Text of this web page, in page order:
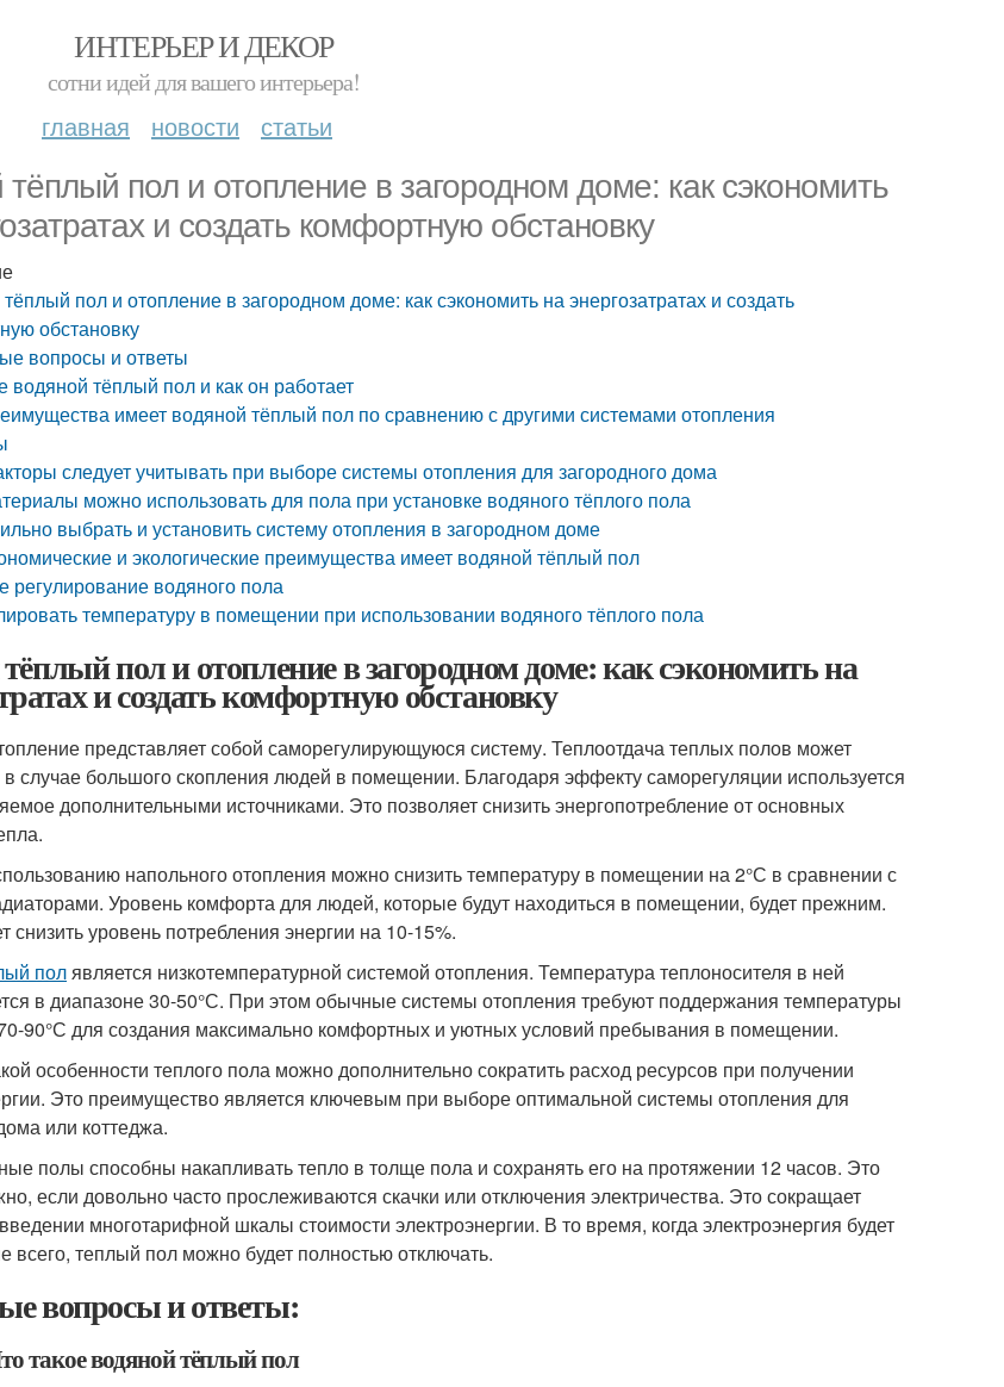
ИНТЕРЬЕР И ДЕКОР
сотни идей для вашего интерьера!
главная новости статьи
пол и отопление в загородном доме: как сэкономить
и создать комфортную обстановку
пол и отопление в загородном доме: как сэкономить на энергозатратах и создать
обстановку
вопросы и ответы
водяной тёплый пол и как он работает
имеет водяной тёплый пол по сравнению с другими системами отопления
следует учитывать при выборе системы отопления для загородного дома
можно использовать для пола при установке водяного тёплого пола
выбрать и установить систему отопления в загородном доме
и экологические преимущества имеет водяной тёплый пол
регулирование водяного пола
температуру в помещении при использовании водяного тёплого пола
пол и отопление в загородном доме: как сэкономить на
и создать комфортную обстановку
представляет собой саморегулирующуюся систему. Теплоотдача теплых полов может
случае большого скопления людей в помещении. Благодаря эффекту саморегуляции используется
дополнительными источниками. Это позволяет снизить энергопотребление от основных
напольного отопления можно снизить температуру в помещении на 2°С в сравнении с
Уровень комфорта для людей, которые будут находиться в помещении, будет прежним.
снизить уровень потребления энергии на 10-15%.
полявляется низкотемпературной системой отопления. Температура теплоносителя в ней
в диапазоне 30-50°С. При этом обычные системы отопления требуют поддержания температуры
90°С для создания максимально комфортных и уютных условий пребывания в помещении.
особенности теплого пола можно дополнительно сократить расход ресурсов при получении
Это преимущество является ключевым при выборе оптимальной системы отопления для
или коттеджа.
полы способны накапливать тепло в толще пола и сохранять его на протяжении 12 часов. Это
если довольно часто прослеживаются скачки или отключения электричества. Это сокращает
многотарифной шкалы стоимости электроэнергии. В то время, когда электроэнергия будет
всего, теплый пол можно будет полностью отключать.
вопросы и ответы:
такое водяной тёплый пол